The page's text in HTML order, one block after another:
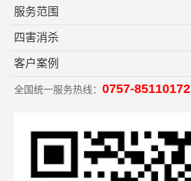
服务范围
四害消杀
客户案例
全国统一服务热线： 0757-85110172